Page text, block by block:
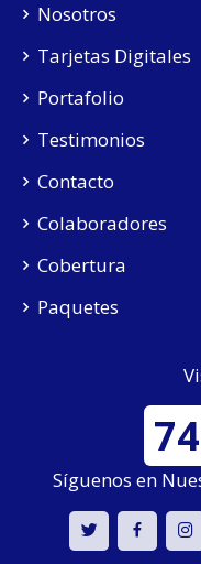
Nosotros
Tarjetas Digitales
Portafolio
Testimonios
Contacto
Colaboradores
Cobertura
Paquetes
Síguenos en